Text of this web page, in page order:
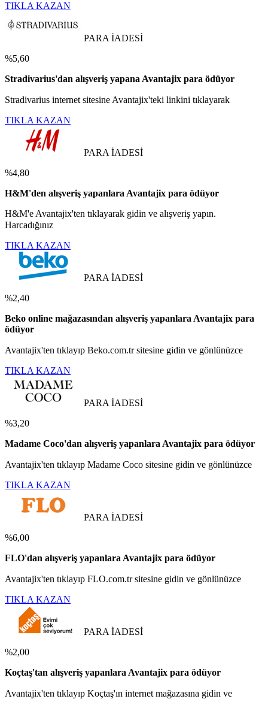
TIKLA KAZAN
PARA İADESİ
%5,60
Stradivarius'dan alışveriş yapana Avantajix para ödüyor
Stradivarius internet sitesine Avantajix'teki linkini tıklayarak
TIKLA KAZAN
PARA İADESİ
%4,80
H&M'den alışveriş yapanlara Avantajix para ödüyor
H&M'e Avantajix'ten tıklayarak gidin ve alışveriş yapın.
Harcadığınız
TIKLA KAZAN
PARA İADESİ
%2,40
Beko online mağazasından alışveriş yapanlara Avantajix para
ödüyor
Avantajix'ten tıklayıp Beko.com.tr sitesine gidin ve gönlünüzce
TIKLA KAZAN
PARA İADESİ
%3,20
Madame Coco'dan alışveriş yapanlara Avantajix para ödüyor
Avantajix'ten tıklayıp Madame Coco sitesine gidin ve gönlünüzce
TIKLA KAZAN
PARA İADESİ
%6,00
FLO'dan alışveriş yapanlara Avantajix para ödüyor
Avantajix'ten tıklayıp FLO.com.tr sitesine gidin ve gönlünüzce
TIKLA KAZAN
PARA İADESİ
%2,00
Koçtaş'tan alışveriş yapanlara Avantajix para ödüyor
Avantajix'ten tıklayıp Koçtaş'ın internet mağazasına gidin ve